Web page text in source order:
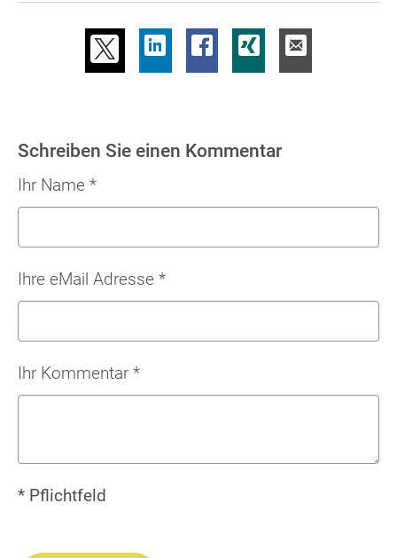
Schreiben Sie einen Kommentar
Ihr Name *
Ihre eMail Adresse *
Ihr Kommentar *
* Pflichtfeld